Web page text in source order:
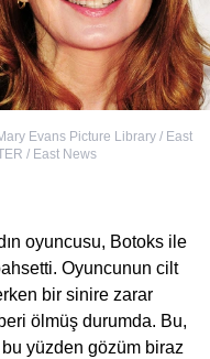
Evans Picture Library / East
/ East News
oyuncusu, Botoks ile
Oyuncunun cilt
bir sinire zarar
ölmüş durumda. Bu,
yüzden gözüm biraz